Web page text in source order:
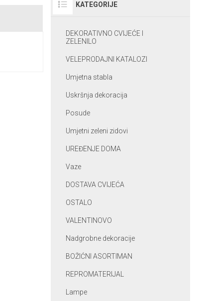
KATEGORIJE
DEKORATIVNO CVIJEĆE I
ZELENILO
VELEPRODAJNI KATALOZI
Umjetna stabla
Uskršnja dekoracija
Posude
Umjetni zeleni zidovi
UREĐENJE DOMA
Vaze
DOSTAVA CVIJEĆA
OSTALO
VALENTINOVO
Nadgrobne dekoracije
BOŽIĆNI ASORTIMAN
REPROMATERIJAL
Lampe